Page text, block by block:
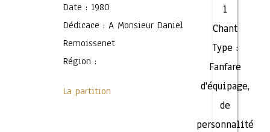
Date : 1980
Dédicace : A Monsieur Daniel
Remoissenet
Région :
La partition
1
Chant
Type :
Fanfare
d'équipage,
de
personnalité